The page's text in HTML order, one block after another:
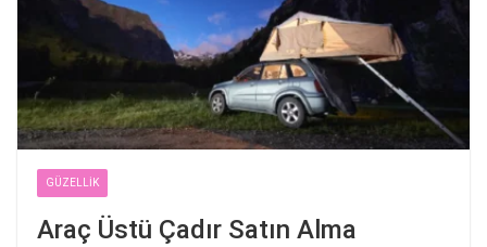
GÜZELLIK
Araç Üstü Çadır Satın Alma